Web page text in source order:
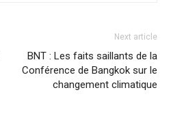
Next article
BNT : Les faits saillants de la
Conférence de Bangkok sur le
changement climatique